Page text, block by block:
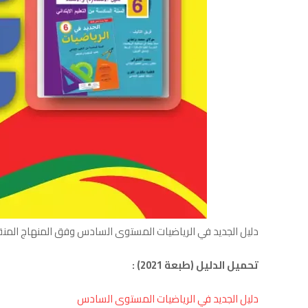
دليل الجديد في الرياضيات المستوى السادس وفق المنهاج المنقح 2021 (طبعة 2021),المرجو الضغط على الرابط
تحميل الدليل (طبعة 2021) :
دليل الجديد في الرياضيات المستوى السادس